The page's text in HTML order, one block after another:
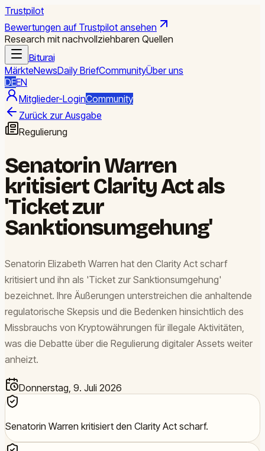
Trustpilot
Bewertungen auf Trustpilot ansehen
Research mit nachvollziehbaren Quellen
Biturai
MärkteNewsDaily BriefCommunityÜber uns
DEEN
Mitglieder-LoginCommunity
Zurück zur Ausgabe
Regulierung
Senatorin Warren
kritisiert Clarity Act als
'Ticket zur
Sanktionsumgehung'
Senatorin Elizabeth Warren hat den Clarity Act scharf
kritisiert und ihn als 'Ticket zur Sanktionsumgehung'
bezeichnet. Ihre Äußerungen unterstreichen die anhaltende
regulatorische Skepsis und die Bedenken hinsichtlich des
Missbrauchs von Kryptowährungen für illegale Aktivitäten,
was die Debatte über die Regulierung digitaler Assets weiter
anheizt.
Donnerstag, 9. Juli 2026
Senatorin Warren kritisiert den Clarity Act scharf.